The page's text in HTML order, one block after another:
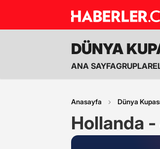
DÜNYA
ANA SAYFAGRUPLAR
Anasayfa Dünya
Hollanda -